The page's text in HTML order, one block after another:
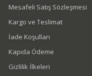
Mesafeli Satış Sözleşmesi
Kargo ve Teslimat
İade Koşulları
Kapıda Ödeme
Gizlilik İlkeleri